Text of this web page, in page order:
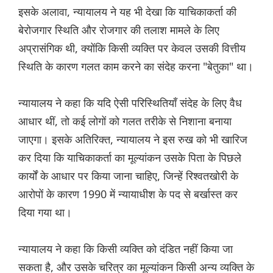
इसके अलावा, न्यायालय ने यह भी देखा कि याचिकाकर्ता की
बेरोजगार स्थिति और रोजगार की तलाश मामले के लिए
अप्रासंगिक थी, क्योंकि किसी व्यक्ति पर केवल उसकी वित्तीय
स्थिति के कारण गलत काम करने का संदेह करना "बेतुका" था।
न्यायालय ने कहा कि यदि ऐसी परिस्थितियाँ संदेह के लिए वैध
आधार थीं, तो कई लोगों को गलत तरीके से निशाना बनाया
जाएगा। इसके अतिरिक्त, न्यायालय ने इस रुख को भी खारिज
कर दिया कि याचिकाकर्ता का मूल्यांकन उसके पिता के पिछले
कार्यों के आधार पर किया जाना चाहिए, जिन्हें रिश्वतखोरी के
आरोपों के कारण 1990 में न्यायाधीश के पद से बर्खास्त कर
दिया गया था।
न्यायालय ने कहा कि किसी व्यक्ति को दंडित नहीं किया जा
सकता है, और उसके चरित्र का मूल्यांकन किसी अन्य व्यक्ति के